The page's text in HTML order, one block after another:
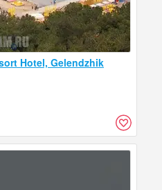
Hotel, Gelendzhik